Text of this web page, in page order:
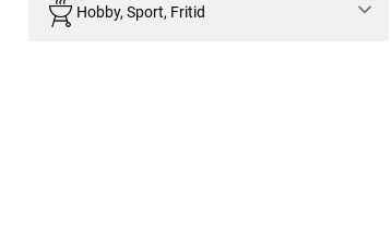
Hobby, Sport, Fritid